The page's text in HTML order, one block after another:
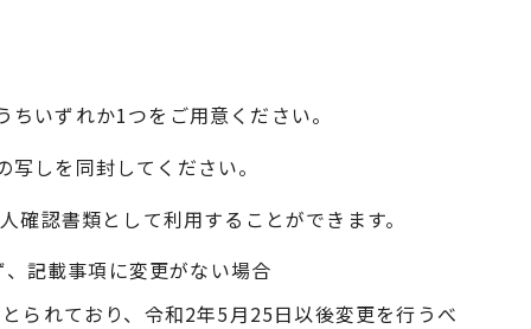
いずれか1つをご用意ください。
しを同封してください。
認書類として利用することができます。
記載事項に変更がない場合
られており、令和2年5月25日以後変更を行うべ